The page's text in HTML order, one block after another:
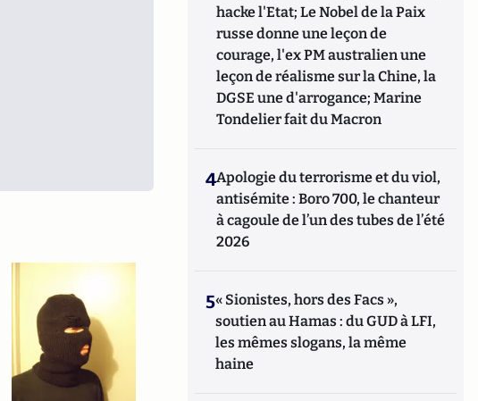
hacke l'Etat; Le Nobel de la Paix
russe donne une leçon de
courage, l'ex PM australien une
leçon de réalisme sur la Chine, la
DGSE une d'arrogance; Marine
Tondelier fait du Macron
4Apologie du terrorisme et du viol,
antisémite : Boro 700, le chanteur
à cagoule de l’un des tubes de l’été
2026
5« Sionistes, hors des Facs »,
soutien au Hamas : du GUD à LFI,
les mêmes slogans, la même
haine